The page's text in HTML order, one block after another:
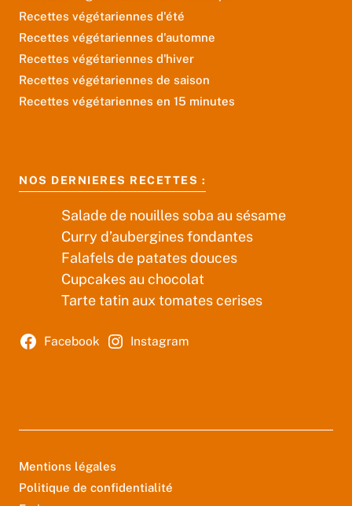
Recettes végétariennes d'été
Recettes végétariennes d'automne
Recettes végétariennes d'hiver
Recettes végétariennes de saison
Recettes végétariennes en 15 minutes
NOS DERNIERES RECETTES :
Salade de nouilles soba au sésame
Curry d’aubergines fondantes
Falafels de patates douces
Cupcakes au chocolat
Tarte tatin aux tomates cerises
Facebook Instagram
Mentions légales
Politique de confidentialité